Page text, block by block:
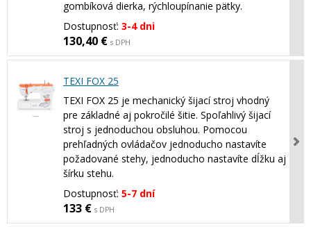
gombíková dierka, rýchloupínanie pätky.
Dostupnosť: 3-4 dni
130,40 € s DPH
TEXI FOX 25
TEXI FOX 25 je mechanický šijací stroj vhodný
pre základné aj pokročilé šitie. Spoľahlivý šijací
stroj s jednoduchou obsluhou. Pomocou
prehľadných ovládačov jednoducho nastavíte
požadované stehy, jednoducho nastavíte dĺžku aj
šírku stehu.
Dostupnosť: 5-7 dní
133 € s DPH